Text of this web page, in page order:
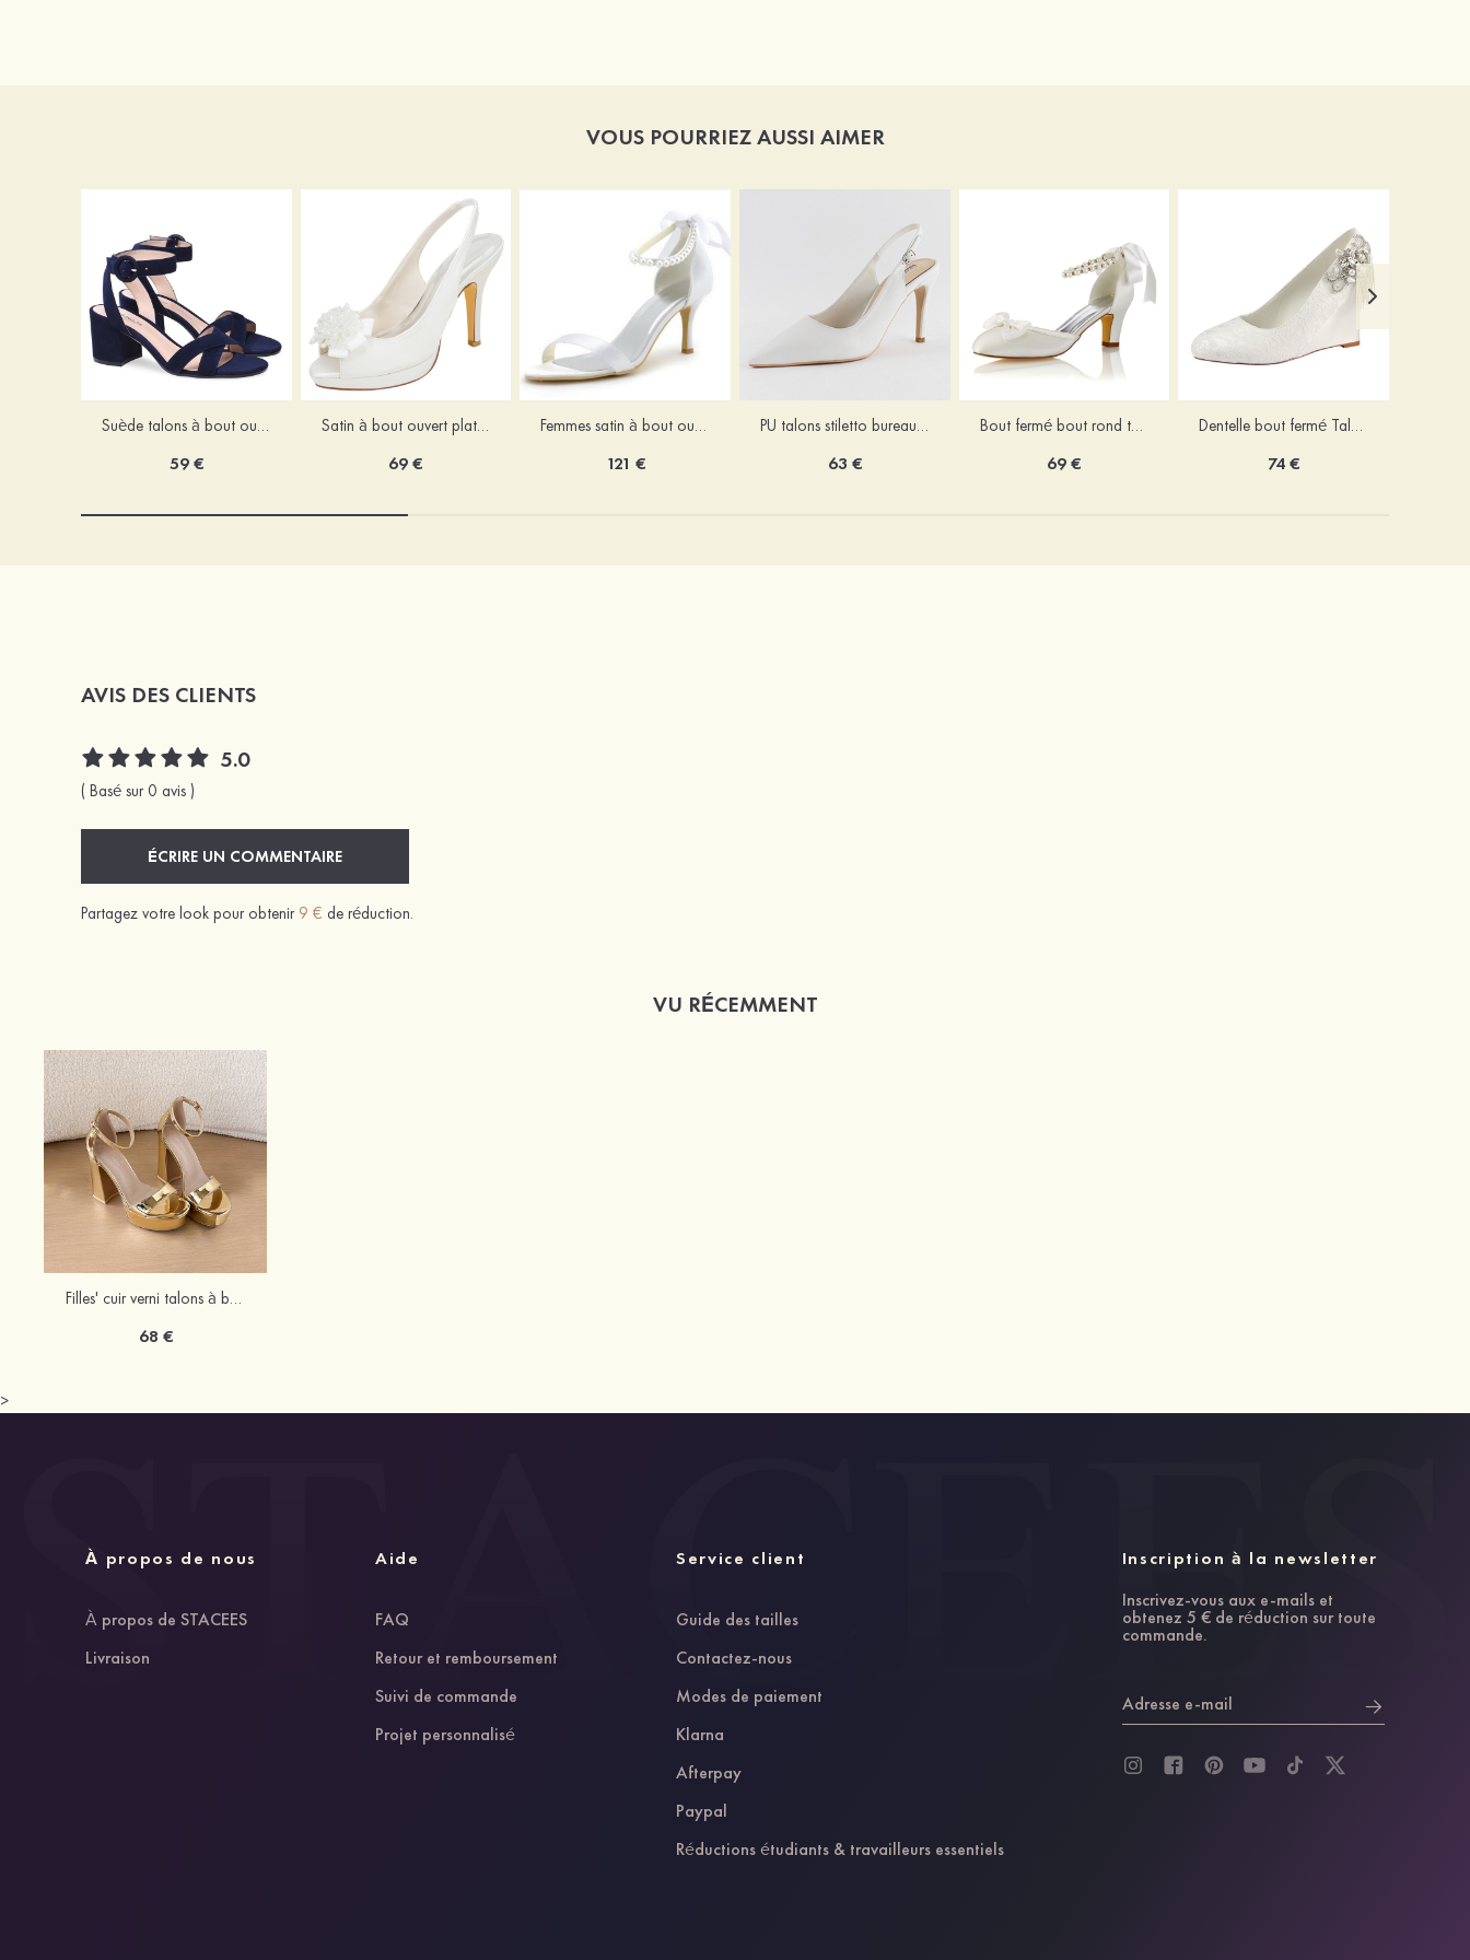
VOUS POURRIEZ AUSSI AIMER
Suède talons à bout ouvert sandales talon bottier fête et soirée chaussures
59 €
Satin à bout ouvert plateforme escarpins talon stiletto mariage chaussures
69 €
Femmes satin à bout ouvert escarpins sandales talon bobine chaussures de mariage
121 €
PU talons stiletto bureau et carrière chaussures
63 €
Bout fermé bout rond talon bas spéciale Chaussures
69 €
Dentelle bout fermé Talons plateforme escarpins talon compensé chaussures de mariage
74 €
AVIS DES CLIENTS
5.0
( Basé sur 0 avis )
ÉCRIRE UN COMMENTAIRE
Partagez votre look pour obtenir 9 € de réduction.
VU RÉCEMMENT
Filles' cuir verni talons à bout ouvert sandales occasion spéciale chaussures de mode
68 €
>
À propos de nous
À propos de STACEES
Livraison
Aide
FAQ
Retour et remboursement
Suivi de commande
Projet personnalisé
Service client
Guide des tailles
Contactez-nous
Modes de paiement
Klarna
Afterpay
Paypal
Réductions étudiants & travailleurs essentiels
Inscription à la newsletter
Inscrivez-vous aux e-mails et
obtenez 5 € de réduction sur toute
commande.
Adresse e-mail